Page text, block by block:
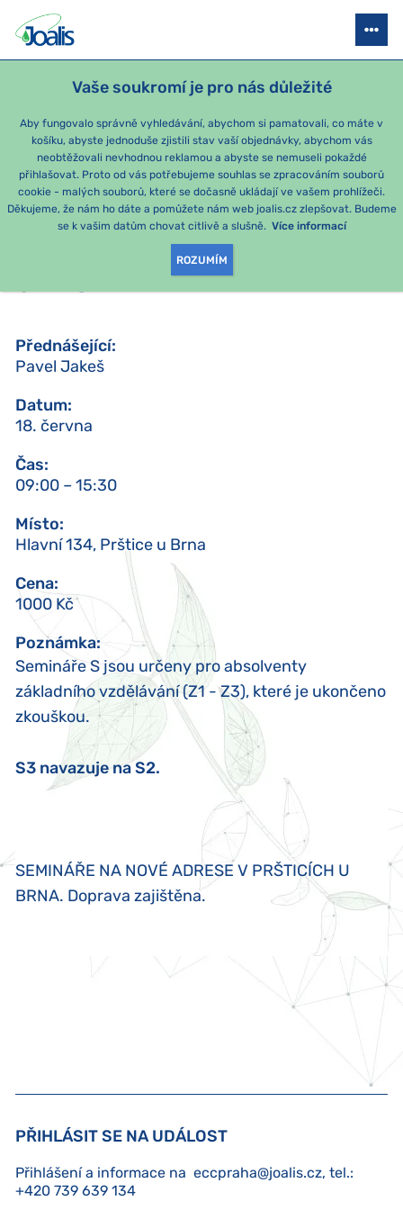
Vaše soukromí je pro nás důležité
Aby fungovalo správně vyhledávání, abychom si pamatovali, co máte v
košíku, abyste jednoduše zjistili stav vaší objednávky, abychom vás
neobtěžovali nevhodnou reklamou a abyste se nemuseli pokaždé
přihlašovat. Proto od vás potřebujeme souhlas se zpracováním souborů
cookie - malých souborů, které se dočasně ukládají ve vašem prohlížeči.
Děkujeme, že nám ho dáte a pomůžete nám web joalis.cz zlepšovat. Budeme
se k vašim datům chovat citlivě a slušně. Více informací
ROZUMÍM
JOALIS AKADEMIE STAŇTE SE PORADCEM SEMINÁŘE
ZPĚT
18. ČERVNA
Brno
S3 - DETOXIKAČNÍ TAKTIKA
SE VŠEMI PREPARÁTY
Přednášející:
Pavel Jakeš
Datum:
18. června
Čas:
09:00 – 15:30
Místo:
Hlavní 134, Prštice u Brna
Cena:
1000 Kč
Poznámka:
Semináře S jsou určeny pro absolventy
základního vzdělávání (Z1 - Z3), které je ukončeno
zkouškou.
S3 navazuje na S2.
SEMINÁŘE NA NOVÉ ADRESE V PRŠTICÍCH U
BRNA. Doprava zajištěna.
PŘIHLÁSIT SE NA UDÁLOST
Přihlášení a informace na eccpraha@joalis.cz, tel.:
+420 739 639 134